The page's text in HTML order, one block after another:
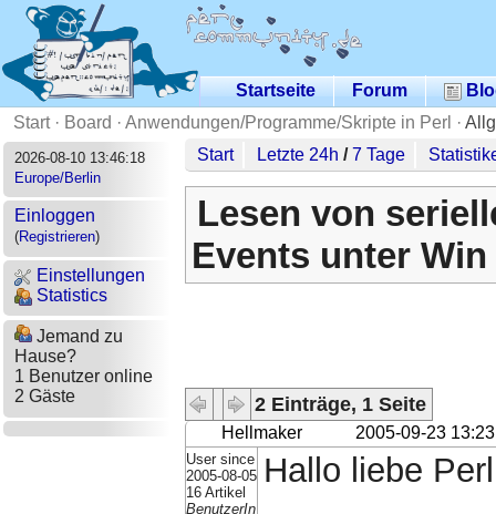
Startseite Forum
Start· Board · Anwendungen/Programme/Skripte in Perl ·
2026-08-10 13:46:18
Europe/Berlin
Einloggen
(Registrieren)
Einstellungen
Statistics
Jemand zu
Hause?
1 Benutzer online
2 Gäste
Start Letzte 24h /7 Tage
Lesen von
Events unter
2 Einträge, 1 Seite
Hellmaker 2005-09-23 13:23
User since
2005-08-05
16 Artikel
BenutzerIn
Hallo liebe